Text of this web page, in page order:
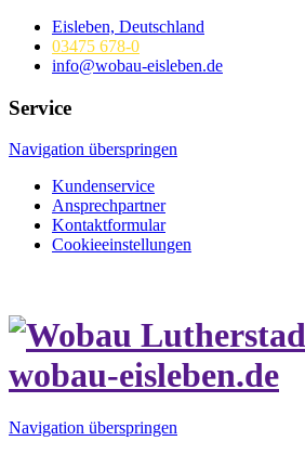
Eisleben, Deutschland
03475 678-0
info@wobau-eisleben.de
Service
Navigation überspringen
Kundenservice
Ansprechpartner
Kontaktformular
Cookieeinstellungen
Navigation überspringen